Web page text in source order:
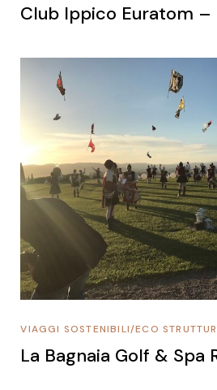
Club Ippico Euratom –
ECO
/
VIAGGI SOSTENIBILI
La Bagnaia Golf & Spa